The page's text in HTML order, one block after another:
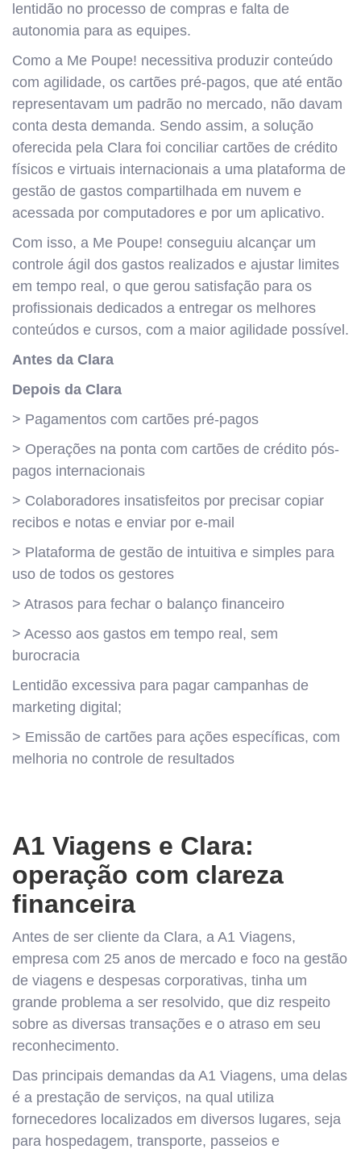
lentidão no processo de compras e falta de
autonomia para as equipes.
Como a Me Poupe! necessitiva produzir conteúdo
com agilidade, os cartões pré-pagos, que até então
representavam um padrão no mercado, não davam
conta desta demanda. Sendo assim, a solução
oferecida pela Clara foi conciliar cartões de crédito
físicos e virtuais internacionais a uma plataforma de
gestão de gastos compartilhada em nuvem e
acessada por computadores e por um aplicativo.
Com isso, a Me Poupe! conseguiu alcançar um
controle ágil dos gastos realizados e ajustar limites
em tempo real, o que gerou satisfação para os
profissionais dedicados a entregar os melhores
conteúdos e cursos, com a maior agilidade possível.
Antes da Clara
Depois da Clara
> Pagamentos com cartões pré-pagos
> Operações na ponta com cartões de crédito pós-
pagos internacionais
> Colaboradores insatisfeitos por precisar copiar
recibos e notas e enviar por e-mail
> Plataforma de gestão de intuitiva e simples para
uso de todos os gestores
> Atrasos para fechar o balanço financeiro
> Acesso aos gastos em tempo real, sem
burocracia
Lentidão excessiva para pagar campanhas de
marketing digital;
> Emissão de cartões para ações específicas, com
melhoria no controle de resultados
A1 Viagens e Clara:
operação com clareza
financeira
Antes de ser cliente da Clara, a A1 Viagens,
empresa com 25 anos de mercado e foco na gestão
de viagens e despesas corporativas, ​​tinha um
grande problema a ser resolvido, que diz respeito
sobre as diversas transações e o atraso em seu
reconhecimento.
Das principais demandas da A1 Viagens, uma delas
é a prestação de serviços, na qual utiliza
fornecedores localizados em diversos lugares, seja
para hospedagem, transporte, passeios e